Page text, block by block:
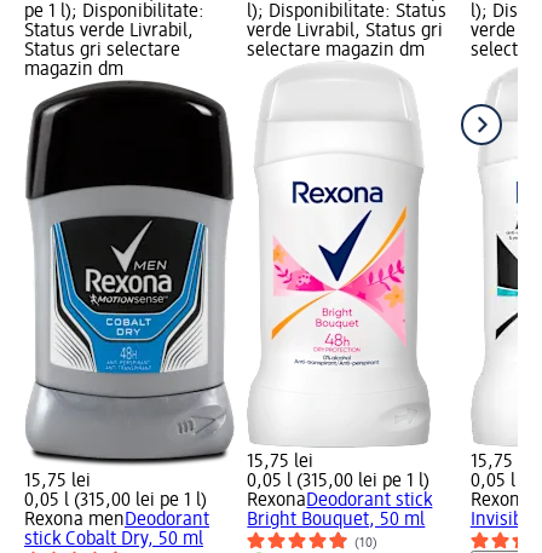
pe 1 l); Disponibilitate:
Status verde Livrabil,
Status gri selectare
magazin dm
15,75 lei
0,05 l (315,00 lei pe 1 l)
Rexona menDeodorant
stick Cobalt Dry, 50 ml
l); Disponibilitate: Status
verde Livrabil, Status gri
selectare magazin dm
15,75 lei
0,05 l (315,00 lei pe 1 l)
RexonaDeodorant stick
Bright Bouquet, 50 ml
(10)
l);
verde
15,75 lei
0,05 l
Rexona
Invisible